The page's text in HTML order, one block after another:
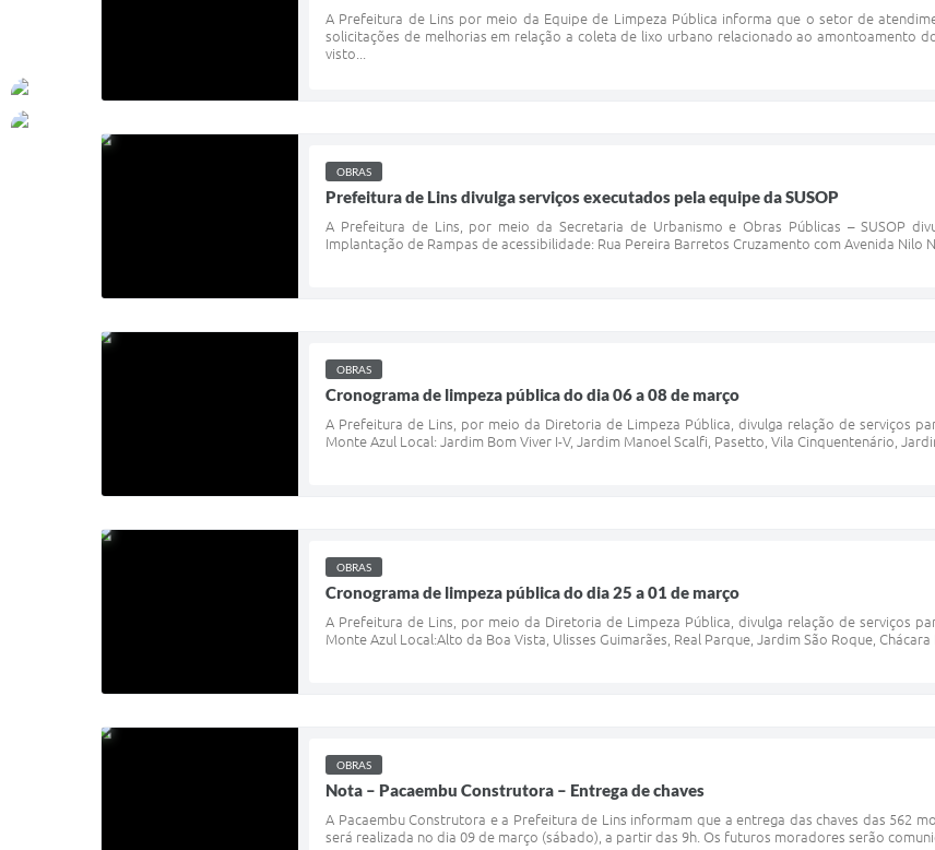
A Prefeitura de Lins por meio da Equipe de Limpeza Pública informa que o setor de
solicitações de melhorias em relação a coleta de lixo urbano relacionado ao amontoamento
visto...
OBRAS
Prefeitura de Lins divulga serviços executados pela equipe da SUSOP
A Prefeitura de Lins, por meio da Secretaria de Urbanismo e Obras Públicas – SUSOP
Implantação de Rampas de acessibilidade: Rua Pereira Barretos Cruzamento com Avenida Nilo
OBRAS
Cronograma de limpeza pública do dia 06 a 08 de março
A Prefeitura de Lins, por meio da Diretoria de Limpeza Pública, divulga relação de serviços
Monte Azul Local: Jardim Bom Viver I-V, Jardim Manoel Scalfi, Pasetto, Vila Cinquentenário,
OBRAS
Cronograma de limpeza pública do dia 25 a 01 de março
A Prefeitura de Lins, por meio da Diretoria de Limpeza Pública, divulga relação de serviços
Monte Azul Local:Alto da Boa Vista, Ulisses Guimarães, Real Parque, Jardim São Roque,
OBRAS
Nota – Pacaembu Construtora – Entrega de chaves
A Pacaembu Construtora e a Prefeitura de Lins informam que a entrega das chaves das 562
será realizada no dia 09 de março (sábado), a partir das 9h. Os futuros moradores serão